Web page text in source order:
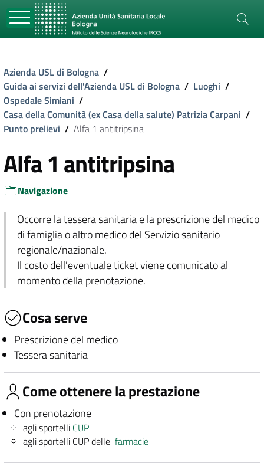
Azienda USL di Bologna /
Guida ai servizi dell'Azienda USL di Bologna / Luoghi /
Ospedale Simiani /
Casa della Comunità (ex Casa della salute) Patrizia Carpani /
Punto prelievi / Alfa 1 antitripsina
Alfa 1 antitripsina
Navigazione
Occorre la tessera sanitaria e la prescrizione del medico
di famiglia o altro medico del Servizio sanitario
regionale/nazionale.
Il costo dell'eventuale ticket viene comunicato al
momento della prenotazione.
Cosa serve
Prescrizione del medico
Tessera sanitaria
Come ottenere la prestazione
Con prenotazione
agli sportelli CUP
agli sportelli CUP dellefarmacie